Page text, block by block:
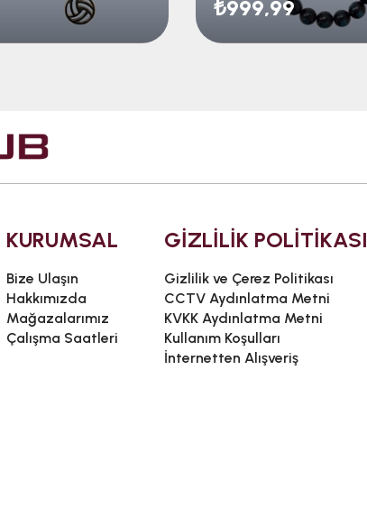
₺999,99
KURUMSAL
Bize Ulaşın
Hakkımızda
Mağazalarımız
Çalışma Saatleri
GİZLİLİK POLİTİKASI
Gizlilik ve Çerez Politikası
CCTV Aydınlatma Metni
KVKK Aydınlatma Metni
Kullanım Koşulları
İnternetten Alışveriş